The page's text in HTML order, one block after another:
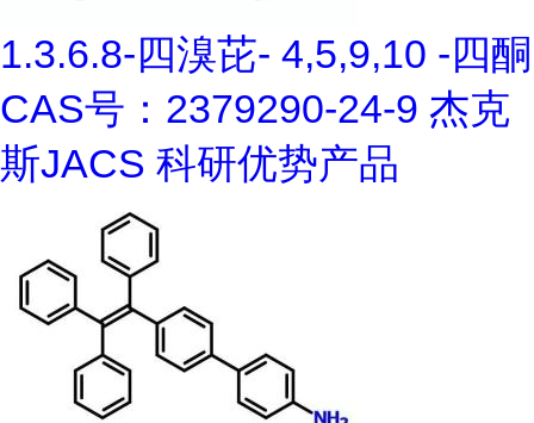
1.3.6.8-四溴芘- 4,5,9,10 -四酮
CAS号：2379290-24-9 杰克
斯JACS 科研优势产品